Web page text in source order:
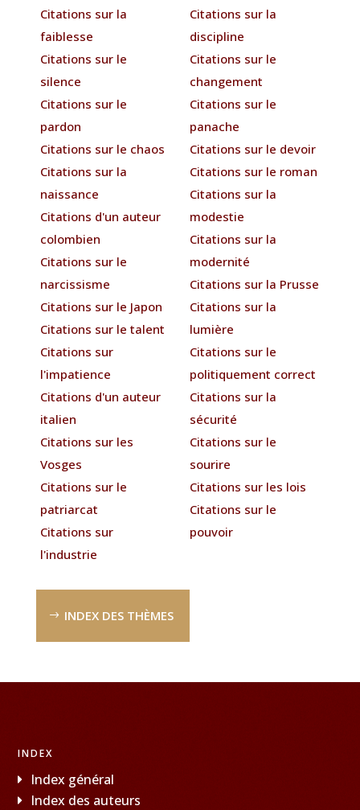
Citations sur la
faiblesse
Citations sur le
silence
Citations sur le
pardon
Citations sur le chaos
Citations sur la
naissance
Citations d'un auteur
colombien
Citations sur le
narcissisme
Citations sur le Japon
Citations sur le talent
Citations sur
l'impatience
Citations d'un auteur
italien
Citations sur les
Vosges
Citations sur le
patriarcat
Citations sur
l'industrie
Citations sur la
discipline
Citations sur le
changement
Citations sur le
panache
Citations sur le devoir
Citations sur le roman
Citations sur la
modestie
Citations sur la
modernité
Citations sur la Prusse
Citations sur la
lumière
Citations sur le
politiquement correct
Citations sur la
sécurité
Citations sur le
sourire
Citations sur les lois
Citations sur le
pouvoir
INDEX DES THÈMES
INDEX
Index général
Index des auteurs